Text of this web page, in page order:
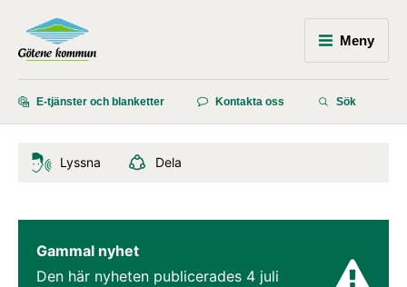
Meny
E-tjänster och blanketter Kontakta oss Sök
Lyssna Dela
Gammal nyhet
Den här nyheten publicerades 4 juli